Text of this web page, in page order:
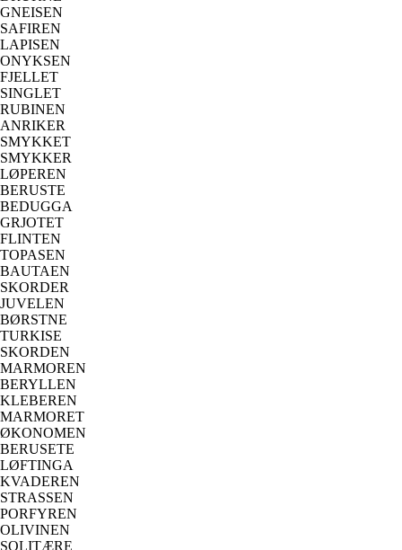
GNEISEN
SAFIREN
LAPISEN
ONYKSEN
FJELLET
SINGLET
RUBINEN
ANRIKER
SMYKKET
SMYKKER
LØPEREN
BERUSTE
BEDUGGA
GRJOTET
FLINTEN
TOPASEN
BAUTAEN
SKORDER
JUVELEN
BØRSTNE
TURKISE
SKORDEN
MARMOREN
BERYLLEN
KLEBEREN
MARMORET
ØKONOMEN
BERUSETE
LØFTINGA
KVADEREN
STRASSEN
PORFYREN
OLIVINEN
SOLITÆRE